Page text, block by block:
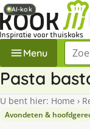
Menu
Pasta
U bent hier: Home ›
Avondeten &
AI-kok
AI-kok